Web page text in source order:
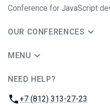
Conference for JavaScript
OUR CONFERENCES
MENU
NEED HELP?
Phone:
+7 (812) 313-27-23